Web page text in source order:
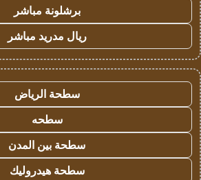
برشلونة مباشر
ريال مدريد مباشر
سطحة الرياض
سطحه
سطحة بين المدن
سطحة هيدروليك